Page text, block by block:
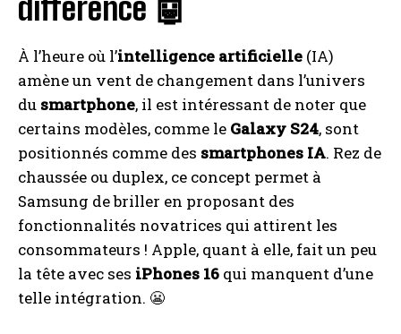
différence 🤖
À l’heure où l’intelligence artificielle (IA)
amène un vent de changement dans l’univers
du smartphone, il est intéressant de noter que
certains modèles, comme le Galaxy S24, sont
positionnés comme des smartphones IA. Rez de
chaussée ou duplex, ce concept permet à
Samsung de briller en proposant des
fonctionnalités novatrices qui attirent les
consommateurs ! Apple, quant à elle, fait un peu
la tête avec ses iPhones 16 qui manquent d’une
telle intégration. 😬